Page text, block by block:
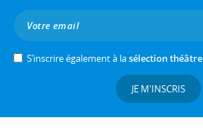
S’inscrire également à lasélection théâtre
JE M'INSCRIS